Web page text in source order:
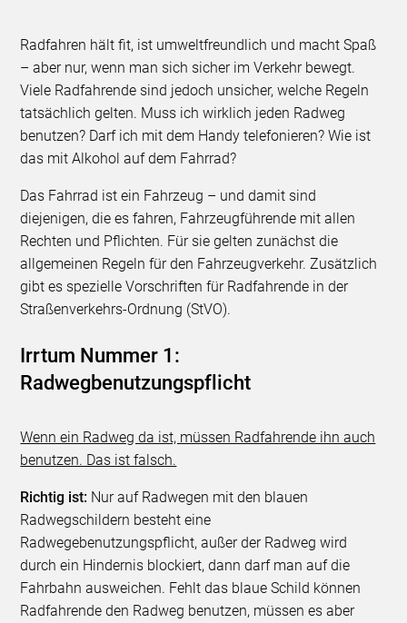
Radfahren hält fit, ist umweltfreundlich und macht Spaß
– aber nur, wenn man sich sicher im Verkehr bewegt.
Viele Radfahrende sind jedoch unsicher, welche Regeln
tatsächlich gelten. Muss ich wirklich jeden Radweg
benutzen? Darf ich mit dem Handy telefonieren? Wie ist
das mit Alkohol auf dem Fahrrad?
Das Fahrrad ist ein Fahrzeug – und damit sind
diejenigen, die es fahren, Fahrzeugführende mit allen
Rechten und Pflichten. Für sie gelten zunächst die
allgemeinen Regeln für den Fahrzeugverkehr. Zusätzlich
gibt es spezielle Vorschriften für Radfahrende in der
Straßenverkehrs-Ordnung (StVO).
Irrtum Nummer 1:
Radwegbenutzungspflicht
Wenn ein Radweg da ist, müssen Radfahrende ihn auch
benutzen. Das ist falsch.
Richtig ist: Nur auf Radwegen mit den blauen
Radwegschildern besteht eine
Radwegebenutzungspflicht, außer der Radweg wird
durch ein Hindernis blockiert, dann darf man auf die
Fahrbahn ausweichen. Fehlt das blaue Schild können
Radfahrende den Radweg benutzen, müssen es aber